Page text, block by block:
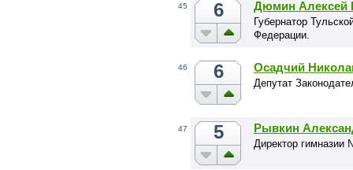
45 6 Дюмин Алексей
Губернатор
Федерации.
46 6 Осадчий
Депутат
47 5 Рывкин
Директор гимназии